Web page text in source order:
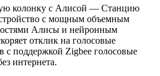
колонку с Алисой — Станцию
с мощным объемным
Алисы и нейронным
отклик на голосовые
с поддержкой Zigbee голосовые
интернета.